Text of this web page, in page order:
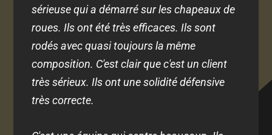
sérieuse qui a démarré sur les chapeaux de
roues. Ils ont été très efficaces. Ils sont
rodés avec quasi toujours la même
composition. C'est clair que c'est un client
très sérieux. Ils ont une solidité défensive
très correcte.